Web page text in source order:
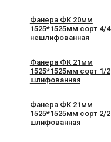
Фанера ФК 20мм
1525*1525мм сорт 4/4
нешлифованная
Фанера ФК 21мм
1525*1525мм сорт 1/2
шлифованная
Фанера ФК 21мм
1525*1525мм сорт 2/2
шлифованная